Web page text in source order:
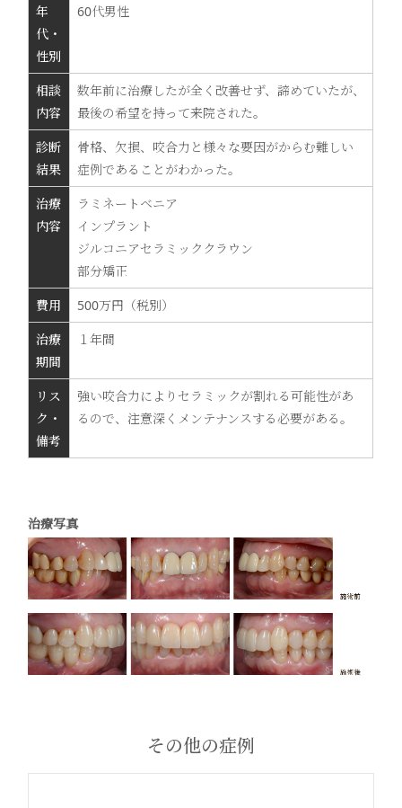
年
代・
性別
60代男性
相談
内容
数年前に治療したが全く改善せず、諦めていたが、
最後の希望を持って来院された。
診断
結果
骨格、欠損、咬合力と様々な要因がからむ難しい
症例であることがわかった。
治療
内容
ラミネートベニア
インプラント
ジルコニアセラミッククラウン
部分矯正
費用
500万円（税別）
治療
期間
１年間
リス
ク・
備考
強い咬合力によりセラミックが割れる可能性があ
るので、注意深くメンテナンスする必要がある。
治療写真
その他の症例